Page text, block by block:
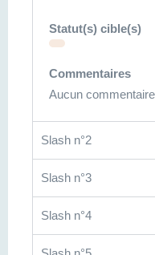
Statut(s) cible(s)
Commentaires
Aucun commentaire
Slash n°2
Slash n°3
Slash n°4